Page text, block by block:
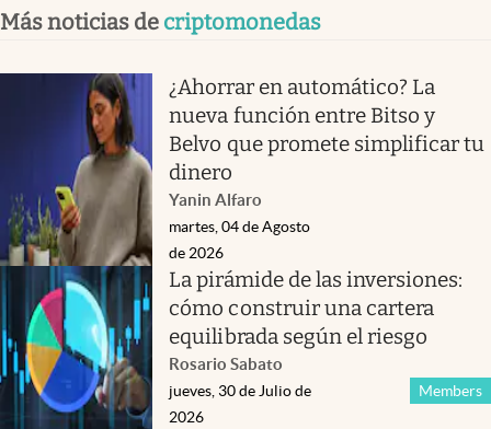
Más noticias de criptomonedas
¿Ahorrar en automático? La
nueva función entre Bitso y
Belvo que promete simplificar tu
dinero
Yanin Alfaro
martes, 04 de Agosto
de 2026
La pirámide de las inversiones:
cómo construir una cartera
equilibrada según el riesgo
Rosario Sabato
Members
jueves, 30 de Julio de
2026